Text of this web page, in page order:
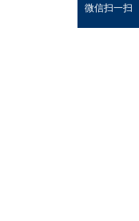
微信扫一扫